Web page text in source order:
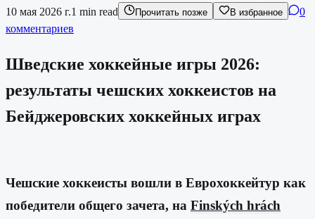
10 мая 2026 г.1 min read Прочитать позже В избранное
0
комментариев
Шведские хоккейные игры 2026:
результаты чешских хоккеистов на
Бейджеровских хоккейных играх
Чешские хоккеисты вошли в Еврохоккейтур как
победители общего зачета, на Finských hrách